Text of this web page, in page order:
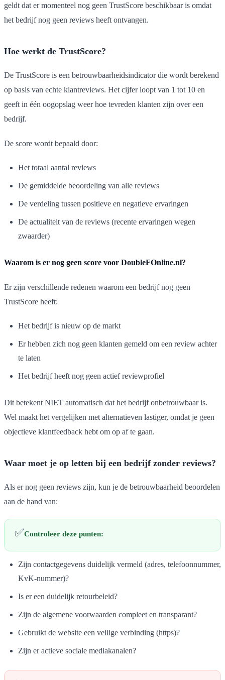
geldt dat er momenteel nog geen TrustScore beschikbaar is omdat
het bedrijf nog geen reviews heeft ontvangen.
Hoe werkt de TrustScore?
De TrustScore is een betrouwbaarheidsindicator die wordt berekend
op basis van echte klantreviews. Het cijfer loopt van 1 tot 10 en
geeft in één oogopslag weer hoe tevreden klanten zijn over een
bedrijf.
De score wordt bepaald door:
Het totaal aantal reviews
De gemiddelde beoordeling van alle reviews
De verdeling tussen positieve en negatieve ervaringen
De actualiteit van de reviews (recente ervaringen wegen
zwaarder)
Waarom is er nog geen score voor DoubleFOnline.nl?
Er zijn verschillende redenen waarom een bedrijf nog geen
TrustScore heeft:
Het bedrijf is nieuw op de markt
Er hebben zich nog geen klanten gemeld om een review achter
te laten
Het bedrijf heeft nog geen actief reviewprofiel
Dit betekent NIET automatisch dat het bedrijf onbetrouwbaar is.
Wel maakt het vergelijken met alternatieven lastiger, omdat je geen
objectieve klantfeedback hebt om op af te gaan.
Waar moet je op letten bij een bedrijf zonder reviews?
Als er nog geen reviews zijn, kun je de betrouwbaarheid beoordelen
aan de hand van:
✅Controleer deze punten:
Zijn contactgegevens duidelijk vermeld (adres, telefoonnummer,
KvK-nummer)?
Is er een duidelijk retourbeleid?
Zijn de algemene voorwaarden compleet en transparant?
Gebruikt de website een veilige verbinding (https)?
Zijn er actieve sociale mediakanalen?